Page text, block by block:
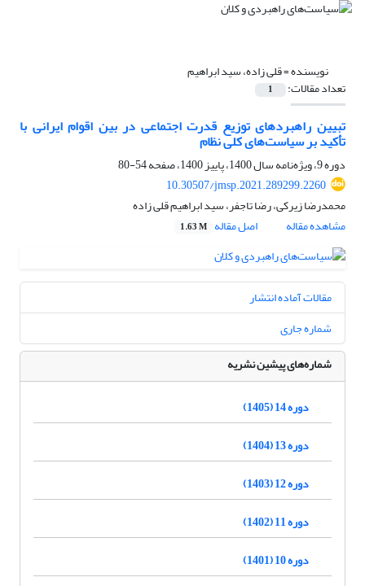
نویسنده =قلی زاده، سید ابراهیم
تعداد مقالات: 1
تبیین راهبردهای توزیع قدرت اجتماعی در بین اقوام ایرانی با
تأکید بر سیاست‌های کلی نظام
دوره 9، ویژه‌نامه سال 1400، پاییز 1400، صفحه
54-80
10.30507/jmsp.2021.289299.2260
محمدرضا زیرکی، رضا تاجفر، سید ابراهیم قلی زاده
مشاهده مقاله
اصل مقاله 1.63 M
مقالات آماده انتشار
شماره جاری
شماره‌های پیشین نشریه
دوره 14 (1405)
دوره 13 (1404)
دوره 12 (1403)
دوره 11 (1402)
دوره 10 (1401)